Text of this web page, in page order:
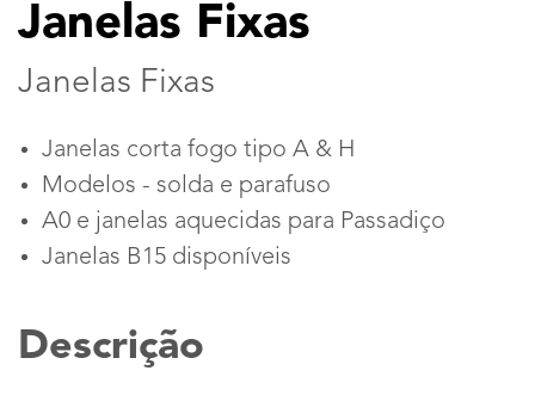
Janelas Fixas
Janelas Fixas
Janelas corta fogo tipo A & H
Modelos - solda e parafuso
A0 e janelas aquecidas para Passadiço
Janelas B15 disponíveis
Descrição